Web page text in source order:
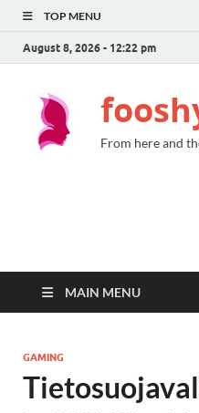
TOP MENU
August 8, 2026 - 12:22 pm
From here and
MAIN MENU
GAMING